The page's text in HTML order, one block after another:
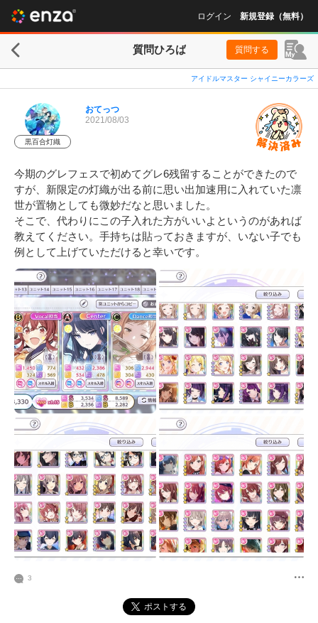
ログイン 新規登録（無料）
質問ひろば 質問する
アイドルマスター シャイニーカラーズ
黒百合灯織
おてっつ
2021/08/03
今期のグレフェスで初めてグレ6残留することができたので
すが、新限定の灯織が出る前に思い出加速用に入れていた凛
世が置物としても微妙だなと思いました。
そこで、代わりにこの子入れた方がいいよというのがあれば
教えてください。手持ちは貼っておきますが、いない子でも
例として上げていただけると幸いです。
3
ポストする